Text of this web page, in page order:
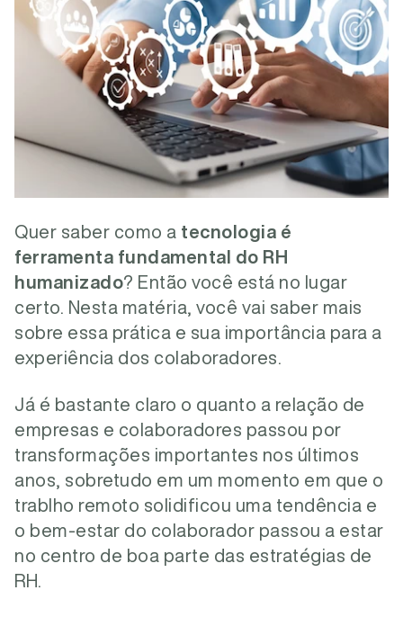
Quer saber como a tecnologia é
ferramenta fundamental do RH
humanizado? Então você está no lugar
certo. Nesta matéria, você vai saber mais
sobre essa prática e sua importância para a
experiência dos colaboradores.
Já é bastante claro o quanto a relação de
empresas e colaboradores passou por
transformações importantes nos últimos
anos, sobretudo em um momento em que o
trablho remoto solidificou uma tendência e
o bem-estar do colaborador passou a estar
no centro de boa parte das estratégias de
RH.